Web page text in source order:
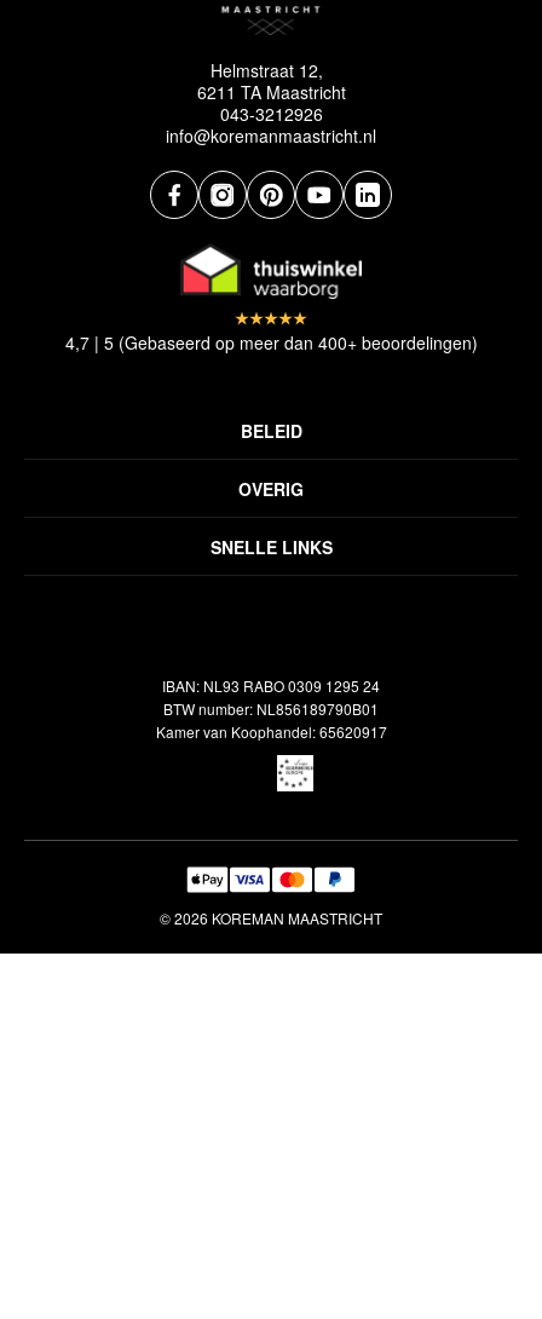
Helmstraat 12,
6211 TA Maastricht
043-3212926
info@koremanmaastricht.nl
SNELLE LINKS
OVERIG
Inspiratie
Veelgestelde vragen
BELEID
Disclaimer
Verzendbeleid
4,7 | 5 (Gebaseerd op meer dan 400+ beoordelingen)
IBAN: NL93 RABO 0309 1295 24
BTW number: NL856189790B01
Kamer van Koophandel: 65620917
© 2026 KOREMAN MAASTRICHT